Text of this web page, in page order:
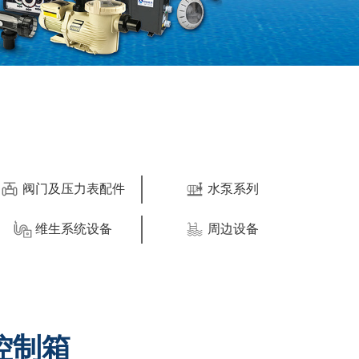
阀门及压力表配件 水泵系列
维生系统设备 周边设备
制箱